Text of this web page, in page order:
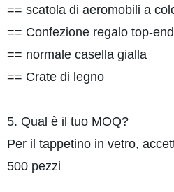
== scatola di aeromobili a
== Confezione regalo top-end
== normale casella gialla
== Crate di legno
5. Qual è il tuo MOQ?
Per il tappetino in vetro,
500 pezzi